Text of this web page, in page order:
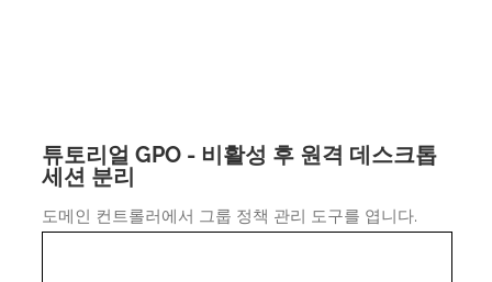
튜토리얼 GPO - 비활성 후 원격 데스크톱
세션 분리
도메인 컨트롤러에서 그룹 정책 관리 도구를 엽니다.